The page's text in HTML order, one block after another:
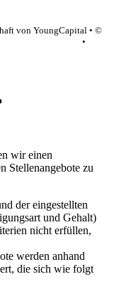
von YoungCapital • ©
•
wir einen
Stellenangebote zu
der eingestellten
und Gehalt)
nicht erfüllen,
werden anhand
die sich wie folgt